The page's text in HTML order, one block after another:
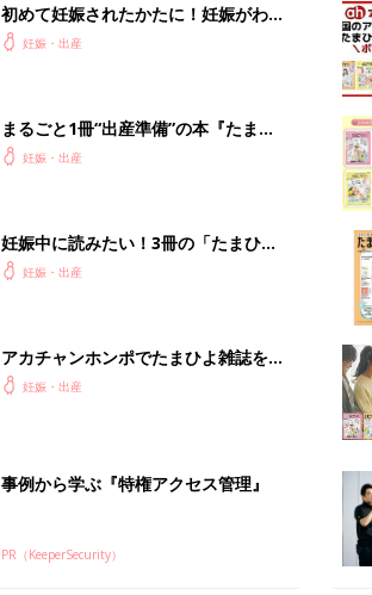
初めて妊娠されたかたに！妊娠がわか
ったら最初に読む本『初めてのたまご
妊娠・出産
まるごと1冊“出産準備”の本『たまご
クラブ 夏号』〈スペシャル大特集〉
妊娠・出産
妊娠中に読みたい！3冊の「たまひ
よ」妊娠・出産
アカチャンホンポでたまひよ雑誌を買
うとポイント10倍【期間限定】
妊娠・出産
事例から学ぶ『特権アクセス管理』
PR（KeeperSecurity）